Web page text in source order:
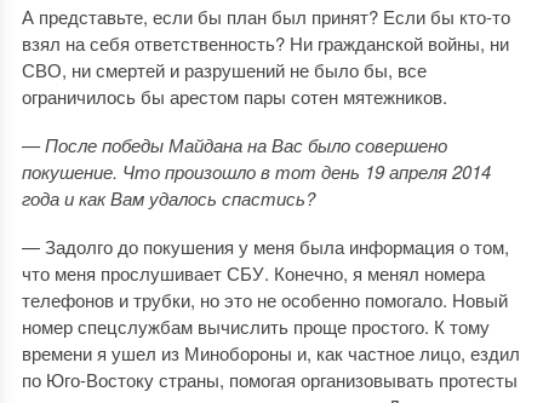
А представьте, если бы план был принят? Если бы кто-то
взял на себя ответственность? Ни гражданской войны, ни
СВО, ни смертей и разрушений не было бы, все
ограничилось бы арестом пары сотен мятежников.
— После победы Майдана на Вас было совершено
покушение. Что произошло в тот день 19 апреля 2014
года и как Вам удалось спастись?
— Задолго до покушения у меня была информация о том,
что меня прослушивает СБУ. Конечно, я менял номера
телефонов и трубки, но это не особенно помогало. Новый
номер спецслужбам вычислить проще простого. К тому
времени я ушел из Минобороны и, как частное лицо, ездил
по Юго-Востоку страны, помогая организовывать протесты